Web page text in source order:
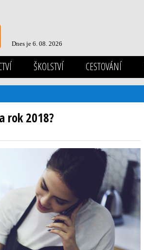
Dnes je 6. 08. 2026
ŠKOLSTVÍ CESTOVÁNÍ
rok 2018?